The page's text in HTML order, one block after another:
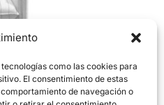
como las cookies para
El consentimiento de estas
de navegación o